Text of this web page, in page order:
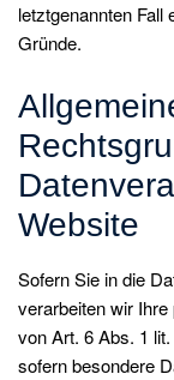
letztgenannten Fall
Gründe.
Website
Sofern Sie in die
verarbeiten wir
von Art. 6 Abs. 1
sofern besondere